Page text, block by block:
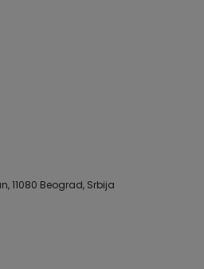
11080 Beograd, Srbija